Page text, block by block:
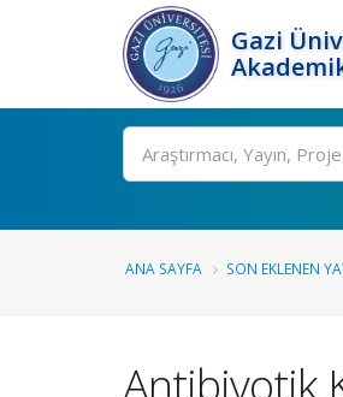
Gazi
Ara
ANA SAYFA SON EKLENEN
Antibiyotik